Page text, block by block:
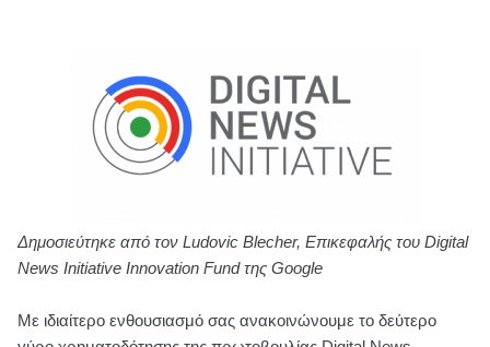
Δημοσιεύτηκε από τον Ludovic Blecher, Επικεφαλής του Digital
News Initiative Innovation Fund της Google
Με ιδιαίτερο ενθουσιασμό σας ανακοινώνουμε το δεύτερο